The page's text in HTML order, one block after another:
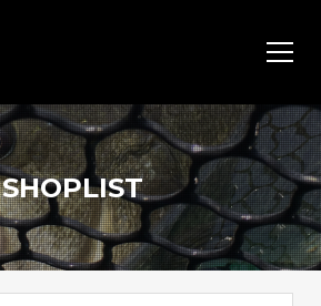
SHOPLIST